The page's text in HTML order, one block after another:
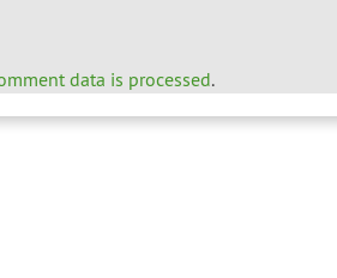
data is processed.